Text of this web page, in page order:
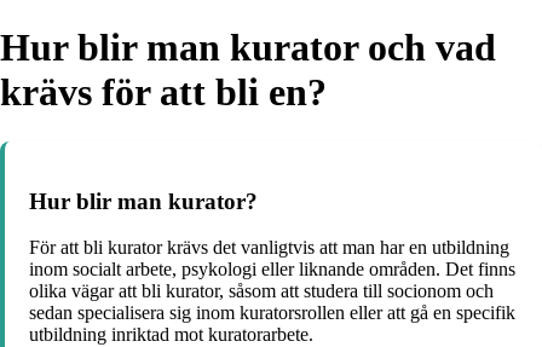
Hur blir man kurator och vad
krävs för att bli en?
Hur blir man kurator?
För att bli kurator krävs det vanligtvis att man har en utbildning
inom socialt arbete, psykologi eller liknande områden. Det finns
olika vägar att bli kurator, såsom att studera till socionom och
sedan specialisera sig inom kuratorsrollen eller att gå en specifik
utbildning inriktad mot kuratorarbete.